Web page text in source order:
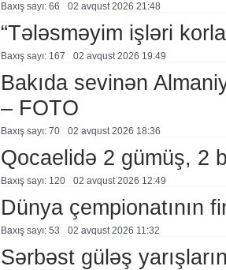
Baxış sayı: 66 02 avqust 2026 21:48
“Tələsməyim işləri
Baxış sayı: 167 02 avqust 2026 19:49
Bakıda sevinən
– FOTO
Baxış sayı: 70 02 avqust 2026 18:36
Qocaelidə 2 gümüş, 2
Baxış sayı: 120 02 avqust 2026 12:49
Dünya çempionatının
Baxış sayı: 53 02 avqust 2026 11:32
Sərbəst güləş